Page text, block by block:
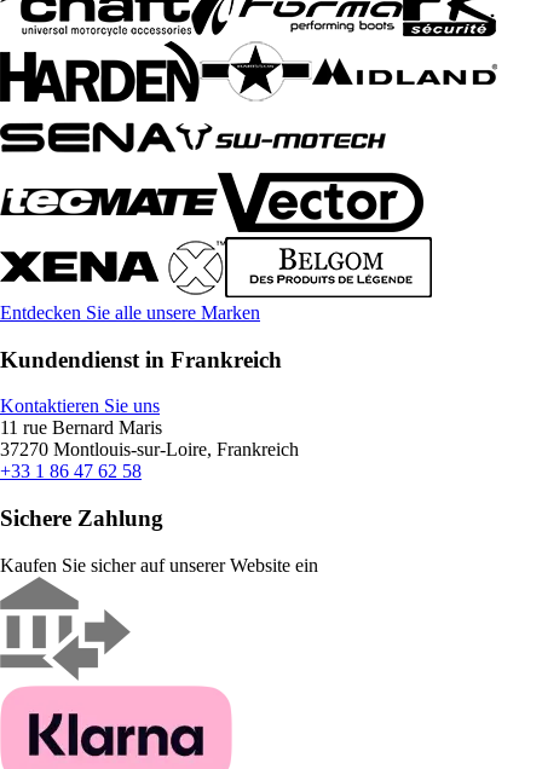
Entdecken Sie alle unsere Marken
Kundendienst in Frankreich
Kontaktieren Sie uns
11 rue Bernard Maris
37270 Montlouis-sur-Loire, Frankreich
+33 1 86 47 62 58
Sichere Zahlung
Kaufen Sie sicher auf unserer Website ein